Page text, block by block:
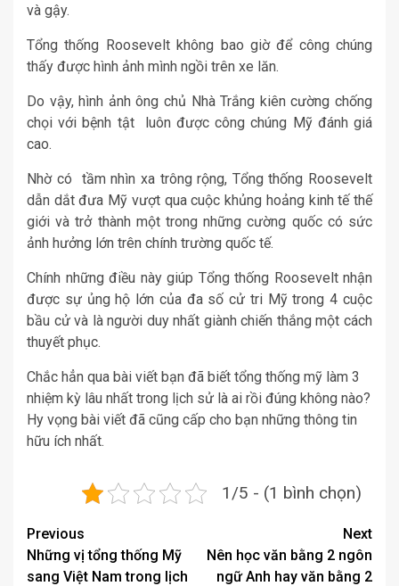
và gậy.
Tổng thống Roosevelt không bao giờ để công chúng
thấy được hình ảnh mình ngồi trên xe lăn.
Do vậy, hình ảnh ông chủ Nhà Trắng kiên cường chống
chọi với bệnh tật luôn được công chúng Mỹ đánh giá
cao.
Nhờ có tầm nhìn xa trông rộng, Tổng thống Roosevelt
dẫn dắt đưa Mỹ vượt qua cuộc khủng hoảng kinh tế thế
giới và trở thành một trong những cường quốc có sức
ảnh hưởng lớn trên chính trường quốc tế.
Chính những điều này giúp Tổng thống Roosevelt nhận
được sự ủng hộ lớn của đa số cử tri Mỹ trong 4 cuộc
bầu cử và là người duy nhất giành chiến thắng một cách
thuyết phục.
Chắc hẳn qua bài viết bạn đã biết tổng thống mỹ làm 3
nhiệm kỳ lâu nhất trong lịch sử là ai rồi đúng không nào?
Hy vọng bài viết đã cũng cấp cho bạn những thông tin
hữu ích nhất.
1/5 - (1 bình chọn)
Post
navigation
Previous
Những vị tổng thống Mỹ
sang Việt Nam trong lịch
Next
Nên học văn bằng 2 ngôn
ngữ Anh hay văn bằng 2